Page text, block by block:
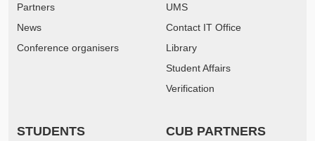
Partners
News
Conference organisers
UMS
Contact IT Office
Library
Student Affairs
Verification
STUDENTS CUB PARTNERS